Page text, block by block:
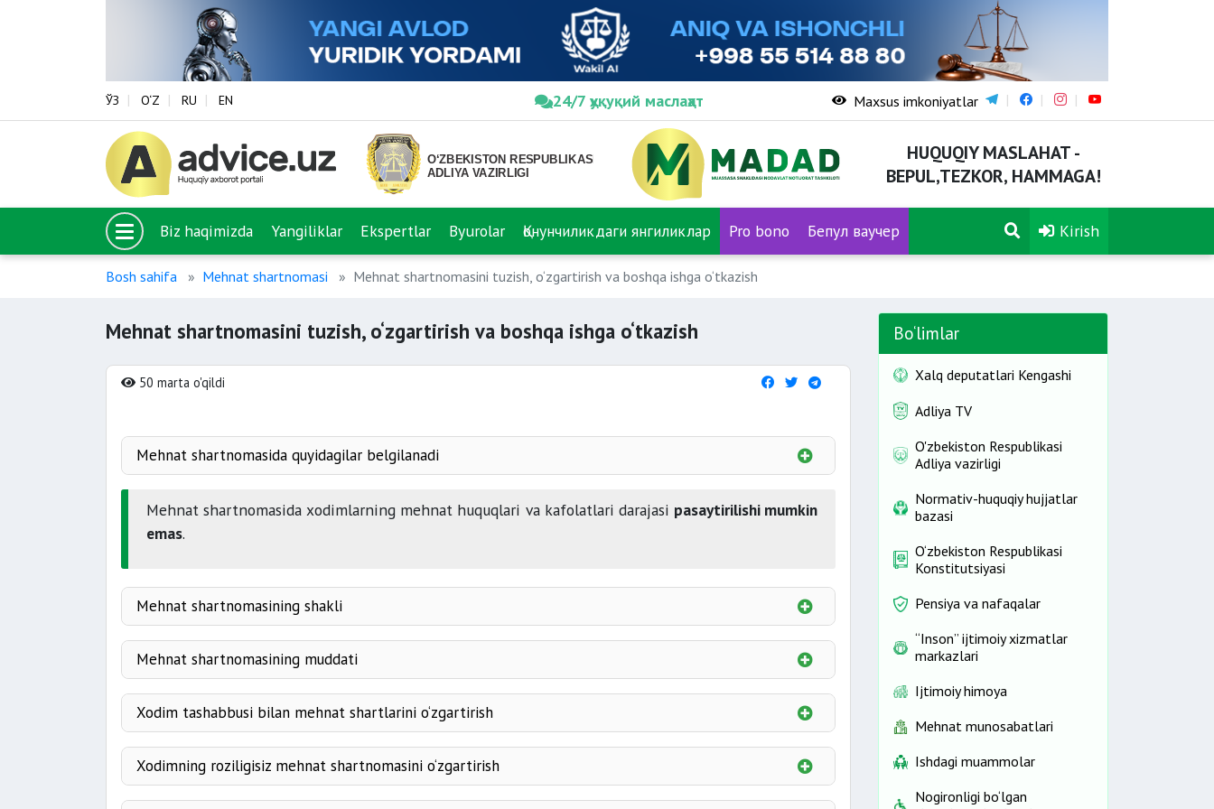
ЎЗ O‘Z RU EN 24/7 ҳуқуқий маслаҳат Maxsus imkoniyatlar
HUQUQIY MASLAHAT -
BEPUL,TEZKOR, HAMMAGA!
Biz haqimizda Yangiliklar Ekspertlar Byurolar Қонунчиликдаги янгиликлар Pro bono Бепул ваучер Kirish
Bosh sahifa Mehnat shartnomasi Mehnat shartnomasini tuzish, o‘zgartirish va boshqa ishga o‘tkazish
Mehnat shartnomasini tuzish, o‘zgartirish va boshqa ishga o‘tkazish
50 marta o'qildi
Mehnat shartnomasida quyidagilar belgilanadi
mehnat vazifasi
Mehnat shartnomasida xodimlarning mehnat huquqlari va kafolatlari darajasi pasaytirilishi mumkin
emas.
Mehnat shartnomasining shakli
mansabdor shaxsning imzolari bilan
mustahkamlanib
korxona muhri
tasdiqlanadi
Mehnat shartnomasining muddati
5 yildan ortiq
ishni bajarish
Xodim tashabbusi bilan mehnat shartlarini o‘zgartirish
talab qilishga haqlidir
3 kundan kechiktirmay
rad etilgan taqdirda
Xodimning roziligisiz mehnat shartnomasini o‘zgartirish
Bo‘limlar
Xalq deputatlari Kengashi
Adliya TV
O'zbekiston Respublikasi
Adliya vazirligi
Normativ-huquqiy hujjatlar
bazasi
O‘zbekiston Respublikasi
Konstitutsiyasi
Pensiya va nafaqalar
“Inson” ijtimoiy xizmatlar
markazlari
Ijtimoiy himoya
Mehnat munosabatlari
Ishdagi muammolar
Nogironligi bo‘lgan